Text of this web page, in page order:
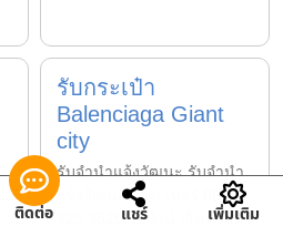
รับกระเป๋า
Balenciaga Giant
city
รับจํานําแจ้งวัฒนะ รับจํานํา
แจ้งวัฒนะ.com เบอร์ 098
829 3515 รับจำนำสินค้าอื่นๆ
ติดต่อ แชร์ เพิ่มเติม